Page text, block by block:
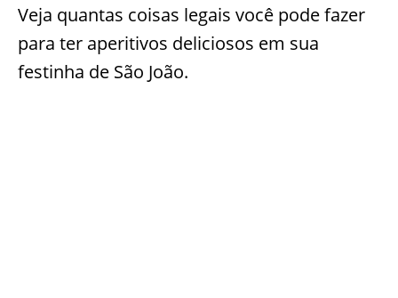
Veja quantas coisas legais você pode fazer
para ter aperitivos deliciosos em sua
festinha de São João.